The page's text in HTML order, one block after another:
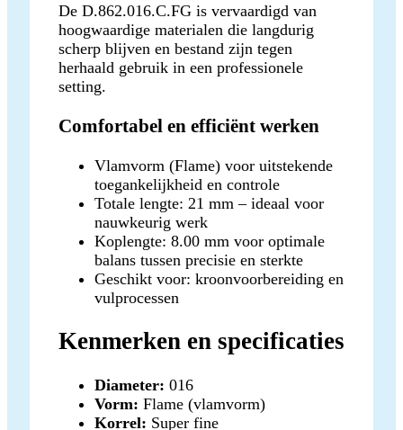
De D.862.016.C.FG is vervaardigd van
hoogwaardige materialen die langdurig
scherp blijven en bestand zijn tegen
herhaald gebruik in een professionele
setting.
Comfortabel en efficiënt werken
Vlamvorm (Flame) voor uitstekende
toegankelijkheid en controle
Totale lengte: 21 mm – ideaal voor
nauwkeurig werk
Koplengte: 8.00 mm voor optimale
balans tussen precisie en sterkte
Geschikt voor: kroonvoorbereiding en
vulprocessen
Kenmerken en specificaties
Diameter: 016
Vorm: Flame (vlamvorm)
Korrel: Super fine